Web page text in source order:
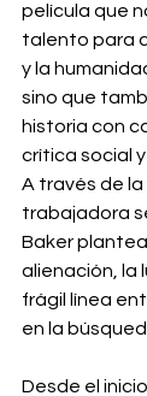
película que
talento para
y la
sino que
historia con
crítica social
A través de la
trabajadora
Baker
alienación, la
frágil línea
en la
Desde el